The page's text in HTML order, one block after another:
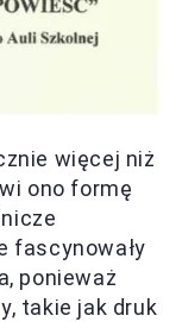
więcej niż
ono formę
fascynowały
ponieważ
takie jak druk